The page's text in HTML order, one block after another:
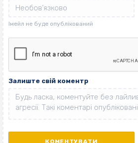
Залиште свій коментр